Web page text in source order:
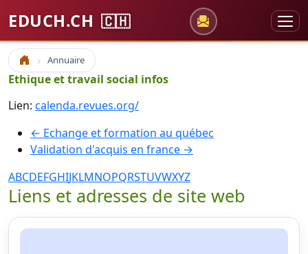
EDUCH.CH 🇨🇭
Accueil Annuaire
Ethique et travail social infos
Lien: calenda.revues.org/
← Echange et formation au québec
Validation d'acquis en france →
ABCDEFGHIJKLMNOPQRSTUVWXYZ
Liens et adresses de site web